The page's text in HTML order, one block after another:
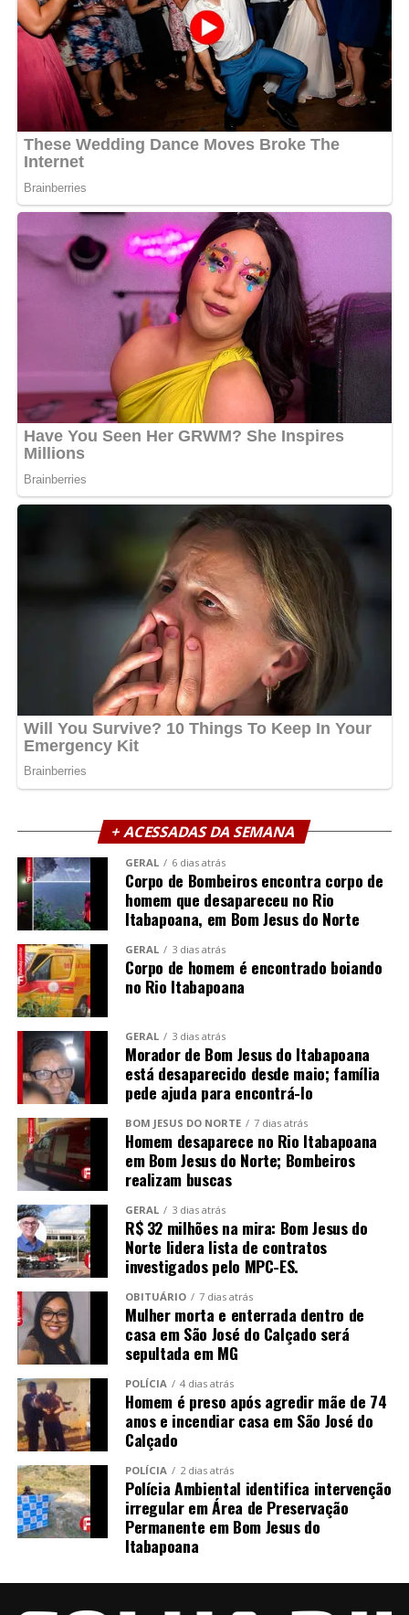
+ ACESSADAS DA SEMANA
GERAL 6 dias atrás
Corpo de Bombeiros encontra corpo de
homem que desapareceu no Rio
Itabapoana, em Bom Jesus do Norte
GERAL 3 dias atrás
Corpo de homem é encontrado boiando
no Rio Itabapoana
GERAL 3 dias atrás
Morador de Bom Jesus do Itabapoana
está desaparecido desde maio; família
pede ajuda para encontrá-lo
BOM JESUS DO NORTE 7 dias atrás
Homem desaparece no Rio Itabapoana
em Bom Jesus do Norte; Bombeiros
realizam buscas
GERAL 3 dias atrás
R$ 32 milhões na mira: Bom Jesus do
Norte lidera lista de contratos
investigados pelo MPC-ES.
OBITUÁRIO 7 dias atrás
Mulher morta e enterrada dentro de
casa em São José do Calçado será
sepultada em MG
POLÍCIA 4 dias atrás
Homem é preso após agredir mãe de 74
anos e incendiar casa em São José do
Calçado
POLÍCIA 2 dias atrás
Polícia Ambiental identifica intervenção
irregular em Área de Preservação
Permanente em Bom Jesus do
Itabapoana